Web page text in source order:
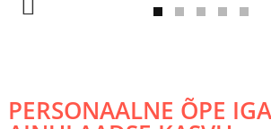
PERSONAALNE ÕPE